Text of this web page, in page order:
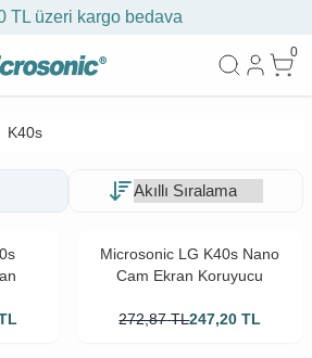
TL üzeri kargo bedava
0
K40s
Microsonic LG K40s Nano
Cam Ekran Koruyucu
272,87 TL247,20 TL